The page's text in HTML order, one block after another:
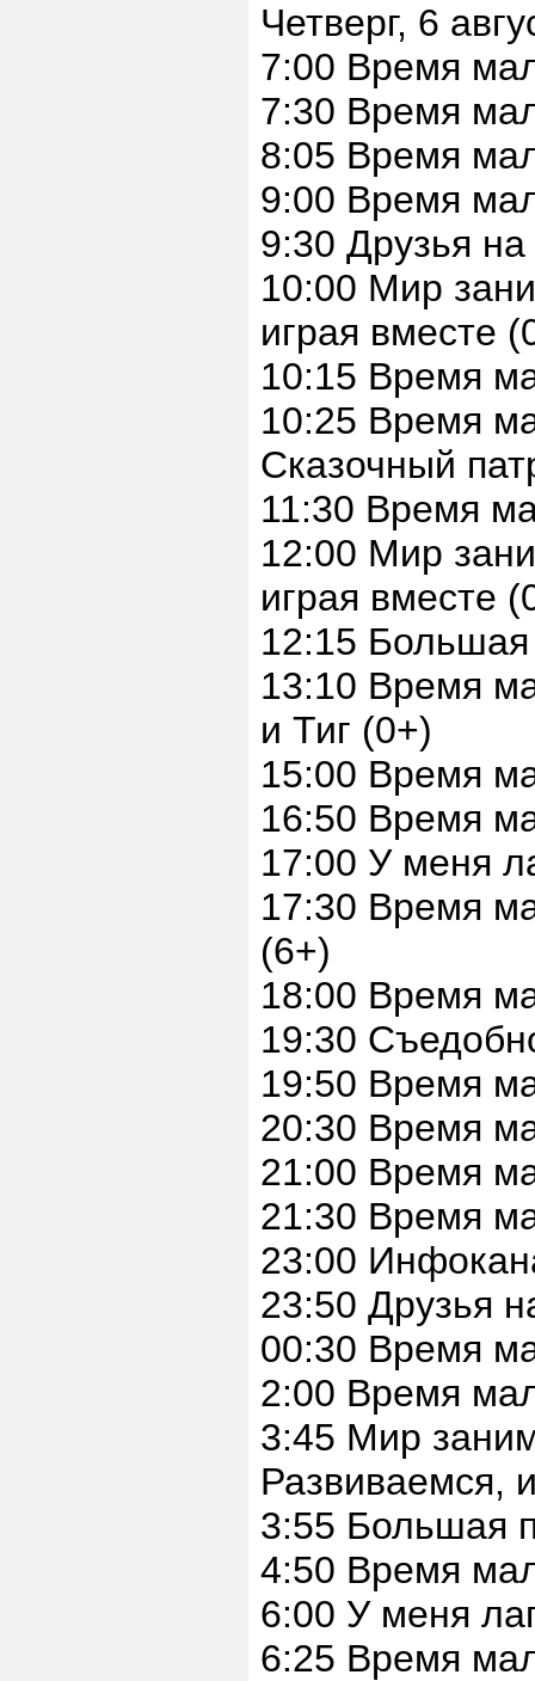
Четверг, 6
7:00 Время
7:30 Время
8:05 Время
9:00 Время
9:30 Друзья
10:00 Мир
играя вместе
10:15 Время
10:25 Время
Сказочный
11:30 Время
12:00 Мир
играя вместе
12:15
13:10 Время
и Тиг (0+)
15:00 Время
16:50 Время
17:00 У меня
17:30 Время
(6+)
18:00 Время
19:30
19:50 Время
20:30 Время
21:00 Время
21:30 Время
23:00
23:50 Друзья
00:30 Время
2:00 Время
3:45 Мир
Развиваемся,
3:55 Большая
4:50 Время
6:00 У меня
6:25 Время